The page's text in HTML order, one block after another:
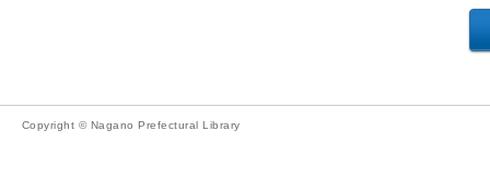
Copyright © Nagano Prefectural Library